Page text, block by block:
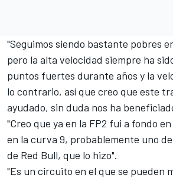
"Seguimos siendo bastante pobres
pero la alta velocidad siempre ha
puntos fuertes durante años y la
lo contrario, así que creo que este
ayudado, sin duda nos ha
"Creo que ya en la FP2 fui a fondo
en la curva 9, probablemente uno
de Red Bull, que lo hizo".
"Es un circuito en el que se pueden